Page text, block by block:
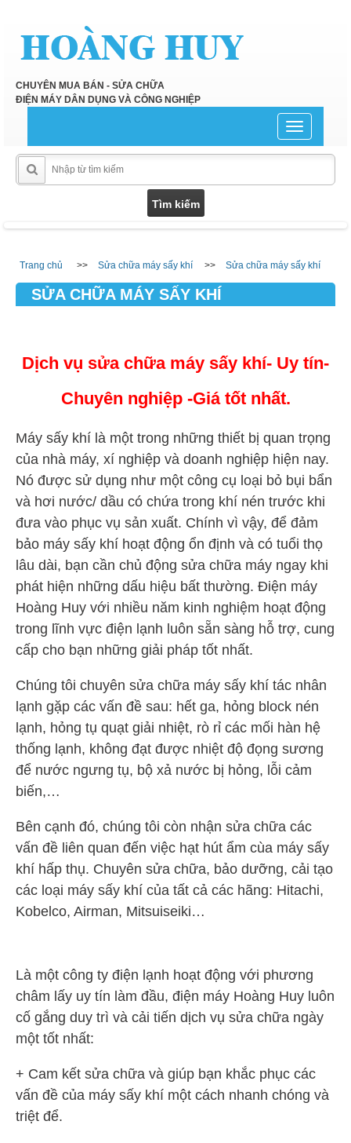
CHUYÊN MUA BÁN - SỬA CHỮA
ĐIỆN MÁY DÂN DỤNG VÀ CÔNG NGHIỆP
Toggle
navigation
Trang chủ Sửa chữa máy sấy khí Sửa chữa máy sấy khí
SỬA CHỮA MÁY SẤY KHÍ
Dịch vụ sửa chữa máy sấy khí- Uy tín-
Chuyên nghiệp -Giá tốt nhất.
Máy sấy khí là một trong những thiết bị quan trọng
của nhà máy, xí nghiệp và doanh nghiệp hiện nay.
Nó được sử dụng như một công cụ loại bỏ bụi bẩn
và hơi nước/ dầu có chứa trong khí nén trước khi
đưa vào phục vụ sản xuất. Chính vì vậy, để đảm
bảo máy sấy khí hoạt động ổn định và có tuổi thọ
lâu dài, bạn cần chủ động sửa chữa máy ngay khi
phát hiện những dấu hiệu bất thường. Điện máy
Hoàng Huy với nhiều năm kinh nghiệm hoạt động
trong lĩnh vực điện lạnh luôn sẵn sàng hỗ trợ, cung
cấp cho bạn những giải pháp tốt nhất.
Chúng tôi chuyên sửa chữa máy sấy khí tác nhân
lạnh gặp các vấn đề sau: hết ga, hỏng block nén
lạnh, hỏng tụ quạt giải nhiệt, rò rỉ các mối hàn hệ
thống lạnh, không đạt được nhiệt độ đọng sương
để nước ngưng tụ, bộ xả nước bị hỏng, lỗi cảm
biến,…
Bên cạnh đó, chúng tôi còn nhận sửa chữa các
vấn đề liên quan đến việc hạt hút ẩm cùa máy sấy
khí hấp thụ. Chuyên sửa chữa, bảo dưỡng, cải tạo
các loại máy sấy khí của tất cả các hãng: Hitachi,
Kobelco, Airman, Mitsuiseiki…
Là một công ty điện lạnh hoạt động với phương
châm lấy uy tín làm đầu, điện máy Hoàng Huy luôn
cố gắng duy trì và cải tiến dịch vụ sửa chữa ngày
một tốt nhất:
+ Cam kết sửa chữa và giúp bạn khắc phục các
vấn đề của máy sấy khí một cách nhanh chóng và
triệt để.